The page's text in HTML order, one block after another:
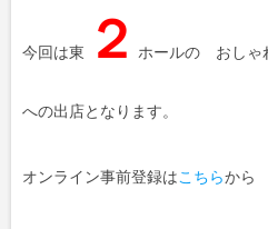
今回は東 ２ ホールの おしゃ
への出店となります。
オンライン事前登録はこちらから